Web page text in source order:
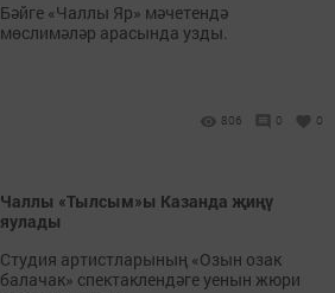
Бәйге «Чаллы Яр» мәчетендә
мөслимәләр арасында узды.
806 0 0
Чаллы «Тылсым»ы Казанда җиңү
яулады
Студия артистларының «Озын озак
балачак» спектаклендәге уенын жюри